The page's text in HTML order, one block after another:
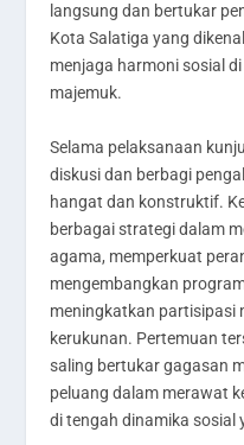
langsung dan bertukar
Kota Salatiga yang
menjaga harmoni sosial
majemuk.
Selama pelaksanaan
diskusi dan berbagi
hangat dan konstruktif.
berbagai strategi dalam
agama, memperkuat
mengembangkan
meningkatkan partisipasi
kerukunan. Pertemuan
saling bertukar gagasan
peluang dalam merawat
di tengah dinamika sosial